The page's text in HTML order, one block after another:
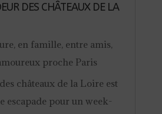
DES CHÂTEAUX DE LA
, en famille, entre amis,
proche Paris
châteaux de la Loire est
escapade pour un week-